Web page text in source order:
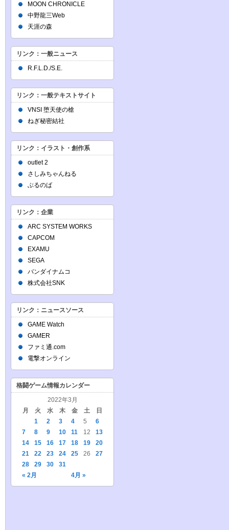
MOON CHRONICLE
中野龍三Web
天涯の森
リンク：一般ニュース
R.F.L.D./S.E.
リンク：一般テキストサイト
VNSI 堕天使の槍
ねぎ秘密結社
リンク：イラスト・創作系
outlet 2
さしみちゃんねる
ぶるのば
リンク：企業
ARC SYSTEM WORKS
CAPCOM
EXAMU
SEGA
バンダイナムコ
株式会社SNK
リンク：ニュースソース
GAME Watch
GAMER
ファミ通.com
電撃オンライン
格闘ゲーム情報カレンダー
2022年3月
月
火 水 木 金 土 日
« 2月 4月 »
1 2 3 4 5
6
7
8 9 10 11 12
13
14
15 16 17 18 19
20
21
22 23 24 25 26
27
28
29 30 31